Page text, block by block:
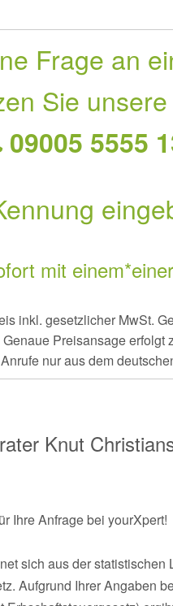
Frage an
Sie
09005 5555
mit
inkl. gesetzlicher MwSt.
Preisansage
Anrufe nur aus dem
Knut
Ihre Anfrage bei yourXpert!
sich aus der
Aufgrund Ihrer Angaben